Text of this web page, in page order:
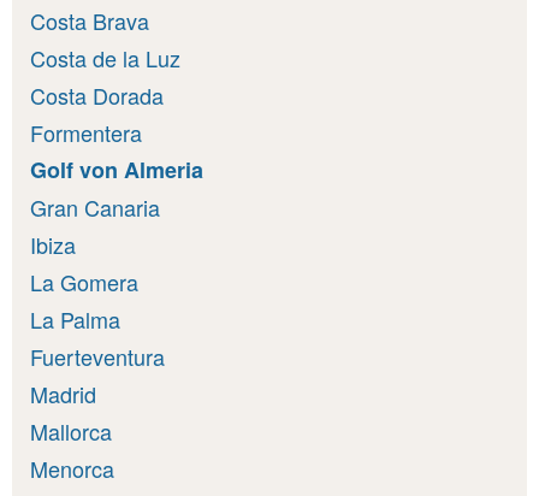
Costa Brava
Costa de la Luz
Costa Dorada
Formentera
Golf von Almeria
Gran Canaria
Ibiza
La Gomera
La Palma
Fuerteventura
Madrid
Mallorca
Menorca